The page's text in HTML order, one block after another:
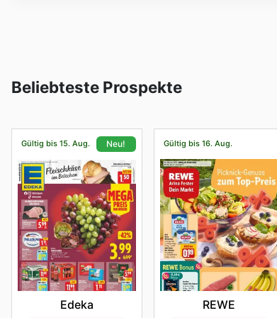
Beliebteste Prospekte
Gültig bis 15. Aug. Neu!
Edeka
Gültig bis 16. Aug.
REWE